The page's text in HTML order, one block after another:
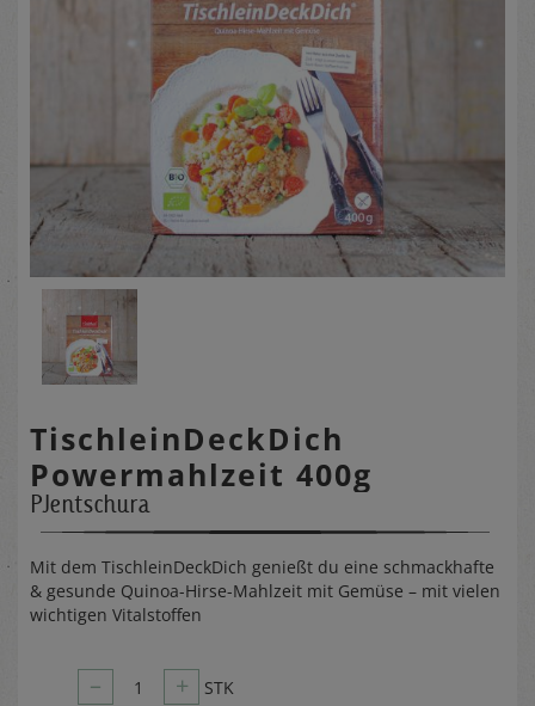
TischleinDeckDich
Powermahlzeit 400g
PJentschura
Mit dem TischleinDeckDich genießt du eine schmackhafte
& gesunde Quinoa-Hirse-Mahlzeit mit Gemüse – mit vielen
wichtigen Vitalstoffen
– 1 + STK